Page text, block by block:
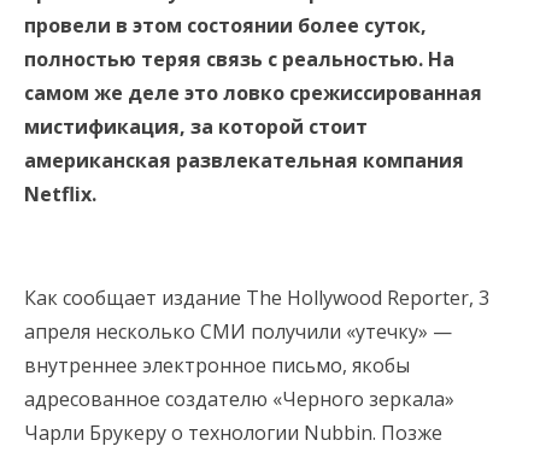
провели в этом состоянии более суток,
полностью теряя связь с реальностью. На
самом же деле это ловко срежиссированная
мистификация, за которой стоит
американская развлекательная компания
Netflix.
Как сообщает издание The Hollywood Reporter, 3
апреля несколько СМИ получили «утечку» —
внутреннее электронное письмо, якобы
адресованное создателю «Черного зеркала»
Чарли Брукеру о технологии Nubbin. Позже